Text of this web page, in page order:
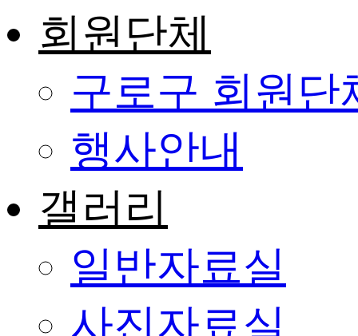
회원단체
구로구 회원단
행사안내
갤러리
일반자료실
사진자료실